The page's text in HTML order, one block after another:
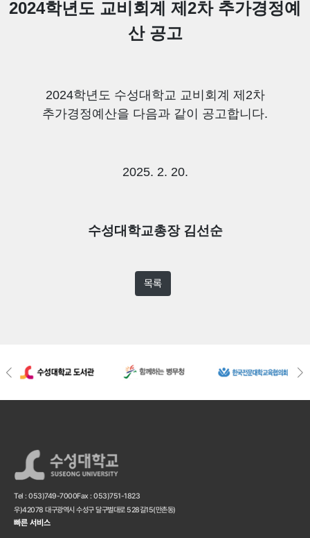
2024학년도 교비회계 제 2차 추가경정예
산 공고
2024학년도 수성대학교 교비회계 제 2차
추가경정예산을 다음과 같이 공고합니다.
2025. 2. 20.
수성대학교총장 김선순
목록
Tel : 053)749-7000Fax : 053)751-1823
우)42078 대구광역시 수성구 달구벌대로 528길15(만촌동)
빠른 서비스